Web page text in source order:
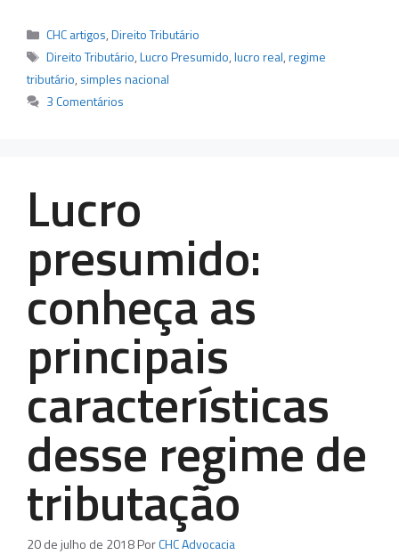
Categorias
CHC artigos,Direito Tributário
Tags
Direito Tributário,Lucro Presumido,lucro real,regime
tributário, simples nacional
3 Comentários
Lucro
presumido:
conheça as
principais
características
desse regime de
tributação
20 de julho de 2018PorCHC Advocacia